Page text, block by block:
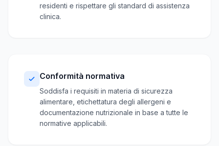
residenti e rispettare gli standard di assistenza
clinica.
Conformità normativa
Soddisfa i requisiti in materia di sicurezza
alimentare, etichettatura degli allergeni e
documentazione nutrizionale in base a tutte le
normative applicabili.